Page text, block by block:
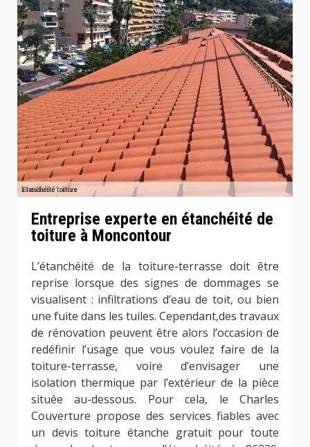
Entreprise experte en étanchéité de
toiture à Moncontour
L’étanchéité de la toiture-terrasse doit être
reprise lorsque des signes de dommages se
visualisent : infiltrations d’eau de toit, ou bien
une fuite dans les tuiles. Cependant,des travaux
de rénovation peuvent être alors l’occasion de
redéfinir l’usage que vous voulez faire de la
toiture-terrasse, voire d’envisager une
isolation thermique par l’extérieur de la pièce
située au-dessous. Pour cela, le Charles
Couverture propose des services fiables avec
un devis toiture étanche gratuit pour toute